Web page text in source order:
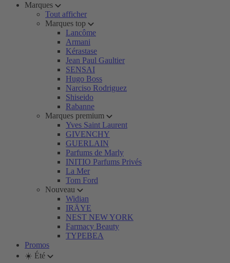
Marques
Tout afficher
Marques top
Lancôme
Armani
Kérastase
Jean Paul Gaultier
SENSAI
Hugo Boss
Narciso Rodriguez
Shiseido
Rabanne
Marques premium
Yves Saint Laurent
GIVENCHY
GUERLAIN
Parfums de Marly
INITIO Parfums Privés
La Mer
Tom Ford
Nouveau
Widian
IRÄYE
NEST NEW YORK
Farmacy Beauty
TYPEBEA
Promos
☀️ Été